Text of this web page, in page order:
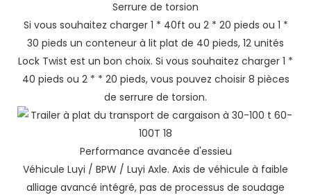
Serrure de torsion
Si vous souhaitez charger 1 * 40ft ou 2 * 20 pieds ou 1 *
30 pieds un conteneur à lit plat de 40 pieds, 12 unités
Lock Twist est un bon choix. Si vous souhaitez charger 1 *
40 pieds ou 2 * * 20 pieds, vous pouvez choisir 8 pièces
de serrure de torsion.
Performance avancée d'essieu
Véhicule Luyi / BPW / Luyi Axle. Axis de véhicule à faible
alliage avancé intégré, pas de processus de soudage